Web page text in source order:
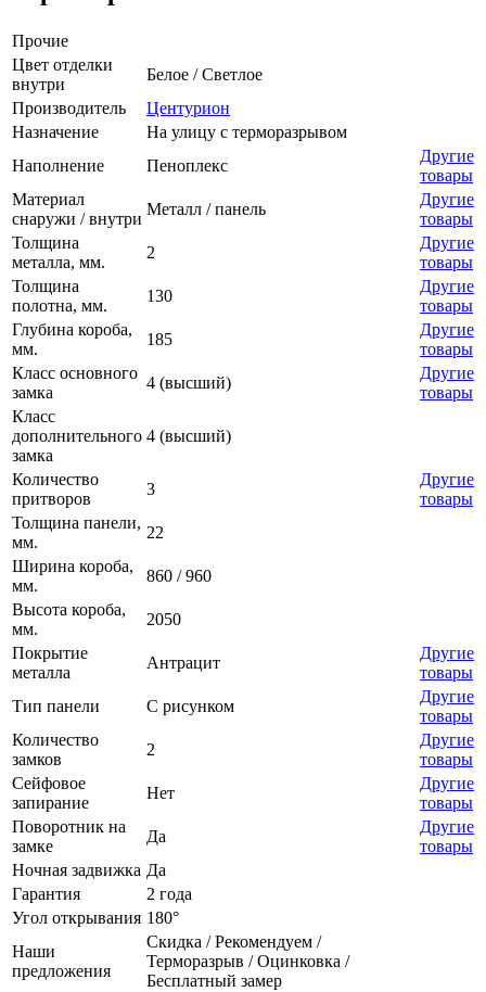
Прочие
Цвет отделки
внутри
Белое / Светлое
Производитель
Центурион
Назначение
На улицу с терморазрывом
Наполнение
Пеноплекс
Другие
товары
Материал
снаружи / внутри
Металл / панель
Другие
товары
Толщина
металла, мм.
2
Другие
товары
Толщина
полотна, мм.
130
Другие
товары
Глубина короба,
мм.
185
Другие
товары
Класс основного
замка
4 (высший)
Другие
товары
Класс
дополнительного
замка
4 (высший)
Количество
притворов
3
Другие
товары
Толщина панели,
мм.
22
Ширина короба,
мм.
860 / 960
Высота короба,
мм.
2050
Покрытие
металла
Антрацит
Другие
товары
Тип панели
С рисунком
Другие
товары
Количество
замков
2
Другие
товары
Сейфовое
запирание
Нет
Другие
товары
Поворотник на
замке
Да
Другие
товары
Ночная задвижка Да
Гарантия
2 года
Угол открывания 180°
Наши
предложения
Скидка / Рекомендуем /
Терморазрыв / Оцинковка /
Бесплатный замер